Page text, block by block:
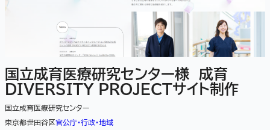
国立成育医療研究センター様 成育
DIVERSITY PROJECTサイト制作
国立成育医療研究センター
東京都世田谷区官公庁・行政・地域